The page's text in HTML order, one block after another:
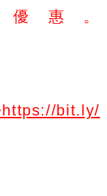
惠。
bit.ly/